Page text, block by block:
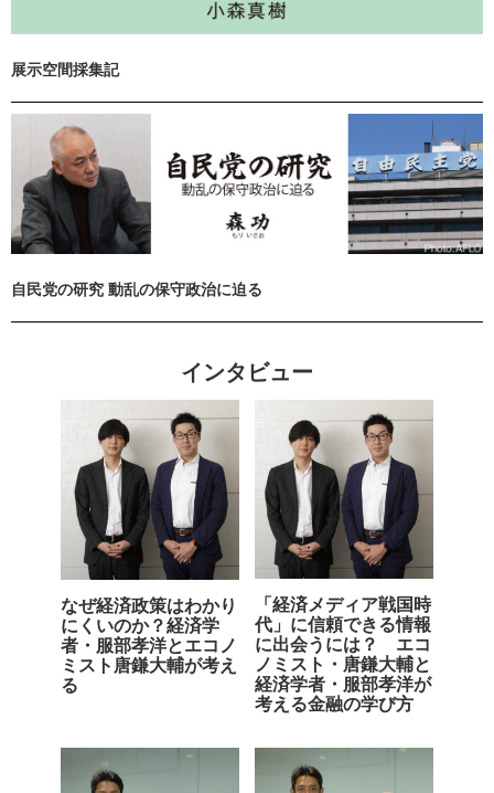
展示空間採集記
自民党の研究 動乱の保守政治に迫る
インタビュー
なぜ経済政策はわかり
にくいのか？経済学
者・服部孝洋とエコノ
ミスト唐鎌大輔が考え
る
「経済メディア戦国時
代」に信頼できる情報
に出会うには？ エコ
ノミスト・唐鎌大輔と
経済学者・服部孝洋が
考える金融の学び方